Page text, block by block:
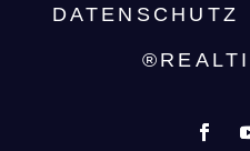
DATENSCHUTZ­